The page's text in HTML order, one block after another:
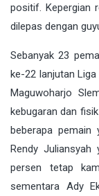
positif. Kepergian
dilepas dengan
Sebanyak 23
ke-22 lanjutan
Maguwoharjo
kebugaran dan
beberapa pemain
Rendy
persen tetap
sementara Ady